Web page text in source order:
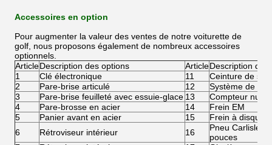
Accessoires en option
Pour augmenter la valeur des ventes de notre voiturette de
golf, nous proposons également de nombreux accessoires
optionnels.
ArticleDescription des options ArticleDescription des
1
Clé électronique 11
Ceinture de
2
Pare-brise articulé 12
Système de
3
Pare-brise feuilleté avec essuie-glace 13
Compteur
4
Pare-brosse en acier 14
Frein EM
5
Panier avant en acier 15
Frein à disque
6
Rétroviseur intérieur 16
Pneu Carlisle
pouces